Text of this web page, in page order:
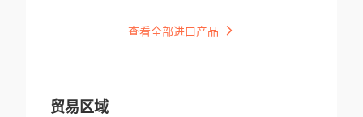
查看全部进口产品
贸易区域